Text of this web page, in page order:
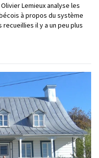
Lemieux analyse les
à propos du système
il y a un peu plus